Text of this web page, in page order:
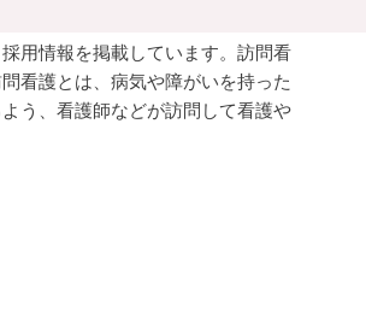
用情報を掲載しています。訪問看
看護とは、病気や障がいを持った
う、看護師などが訪問して看護や